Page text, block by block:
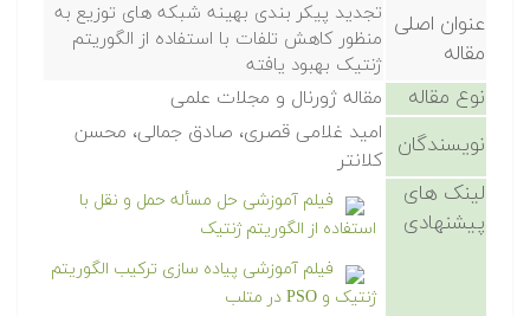
عنوان اصلی
مقاله
تجدید پیکر بندی بهینه شبکه های توزیع به
منظور کاهش تلفات با استفاده از الگوریتم
ژنتیک بهبود یافته
نوع مقاله مقاله ژورنال و مجلات علمی
نویسندگان
امید غلامی قصری، صادق جمالی، محسن
کلانتر
لینک های
پیشنهادی
فیلم آموزشی حل مسأله حمل و نقل با
استفاده از الگوریتم ژنتیک
فیلم آموزشی پیاده سازی ترکیب الگوریتم
ژنتیک و PSO در متلب